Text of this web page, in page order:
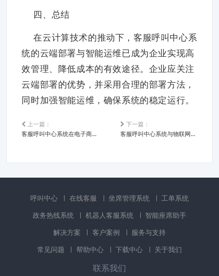
四、总结
在云计算技术的推动下，客服呼叫中心系
统的云端部署与智能运维已成为企业实现高
效管理、降低成本的有效途径。企业应关注
云端部署的优势，并采用合理的部署方法，
同时加强智能运维，确保系统的稳定运行。
上一篇：
客服呼叫中心系统在电子商务领域的应用与优化
下一篇：
客服呼叫中心系统与物联网技术的融合发展
呼叫中心 在线客服 坐席管理系统
工单系统
政务热线系统
机器人客服系统
智能座席助手
解决方案
客户案例
服务与支持
常见问题
帮助中心 下载中心 关于我们
联系我们